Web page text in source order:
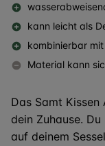
kann leicht als
kombinierbar
Material kann
Das Samt Kissen
dein Zuhause.
auf deinem